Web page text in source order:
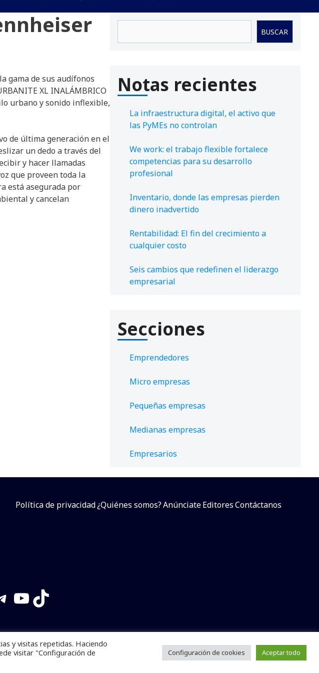
gama de sus audífonos
XL INALÁMBRICO
urbano y sonido inflexible,
de última generación en el
un dedo a través del
y hacer llamadas
que proveen toda la
está asegurada por
y cancelan
BUSCAR
Notas recientes
La infraestructura digital, el activo que
las PyMEs no controlan
We work: el trabajo flexible fortalece
competencias para su desarrollo
profesional
Inventario, donde las empresas pierden
dinero inadvertido
Rentabilidad: El fin del crecimiento a
cualquier costo
Seis cambios que redefinen el liderazgo
empresarial
Secciones
Emprendedores
Micro empresas
Pequeñas empresas
Medianas empresas
Empresarios
Política de privacidad¿Quiénes somos?AnúnciateEditoresContáctanos
YouTube
TikTok
de la información total o parcial sin dar referencia a la fuente.
ya!
y visitas repetidas. Haciendo
visitar "Configuración de
Configuración de cookies Aceptar todo